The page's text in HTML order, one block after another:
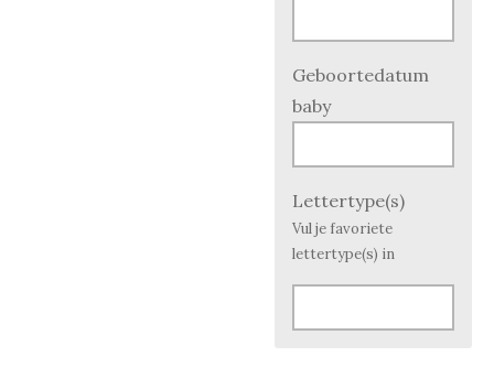
Geboortedatum
baby
Lettertype(s)
Vul je favoriete
lettertype(s) in